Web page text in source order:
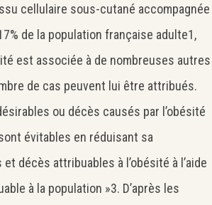
cellulaire sous-cutané accompagnée
de la population française adulte1,
est associée à de nombreuses autres
de cas peuvent lui être attribués.
ou décès causés par l’obésité
évitables en réduisant sa
décès attribuables à l’obésité à l’aide
à la population »3. D’après les